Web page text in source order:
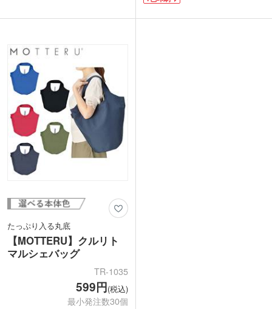
さも解消!ハンカチみたいにコンパクト
たっぷり入る丸底
【MOTTERU】クルリト
マルシェバッグ
TR-1035
599円(税込)
最小発注数30個